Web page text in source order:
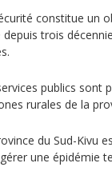
constitue un
depuis trois
publics sont
rurales de la
du Sud-Kivu
une épidémie